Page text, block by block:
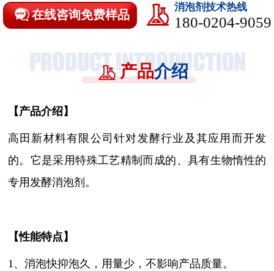
在线咨询免费样品
消泡剂技术热线
180-0204-9059
产品介绍
【产品介绍】
高田新材料有限公司针对发酵行业及其应用而开发
的。它是采用特殊工艺精制而成的、具有生物惰性的
专用发酵消泡剂。
【性能特点】
1、消泡快抑泡久，用量少，不影响产品质量。